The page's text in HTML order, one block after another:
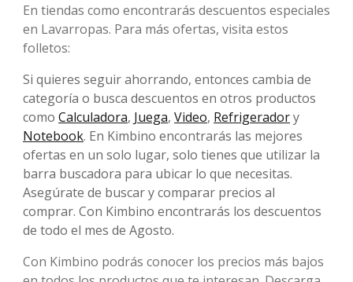
En tiendas como encontrarás descuentos especiales
en Lavarropas. Para más ofertas, visita estos
folletos:
Si quieres seguir ahorrando, entonces cambia de
categoría o busca descuentos en otros productos
como Calculadora, Juega, Video, Refrigeradory
Notebook. En Kimbino encontrarás las mejores
ofertas en un solo lugar, solo tienes que utilizar la
barra buscadora para ubicar lo que necesitas.
Asegúrate de buscar y comparar precios al
comprar. Con Kimbino encontrarás los descuentos
de todo el mes de Agosto.
Con Kimbino podrás conocer los precios más bajos